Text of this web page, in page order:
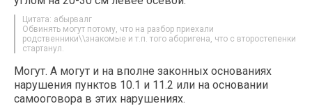
Цитата: абырвалг
Обвинять могут потому, что на разбор приехали
родственники\\знакомые и т.п. того аборигена, что с второстепенки
стартанул.
Могут. А могут и на вполне законных основаниях
нарушения пунктов 10.1 и 11.2 или на основании
самооговора в этих нарушениях.